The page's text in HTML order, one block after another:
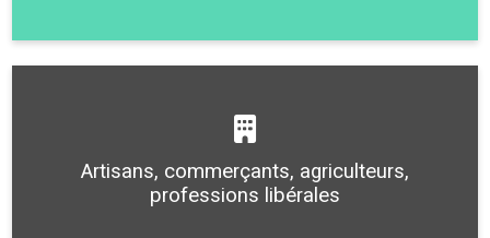
Artisans, commerçants, agriculteurs,
professions libérales